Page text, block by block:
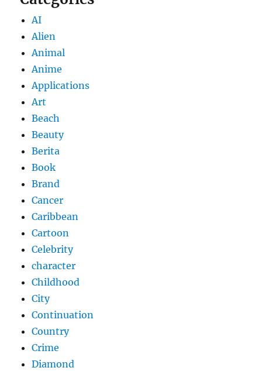
AI
Alien
Animal
Anime
Applications
Art
Beach
Beauty
Berita
Book
Brand
Cancer
Caribbean
Cartoon
Celebrity
character
Childhood
City
Continuation
Country
Crime
Diamond